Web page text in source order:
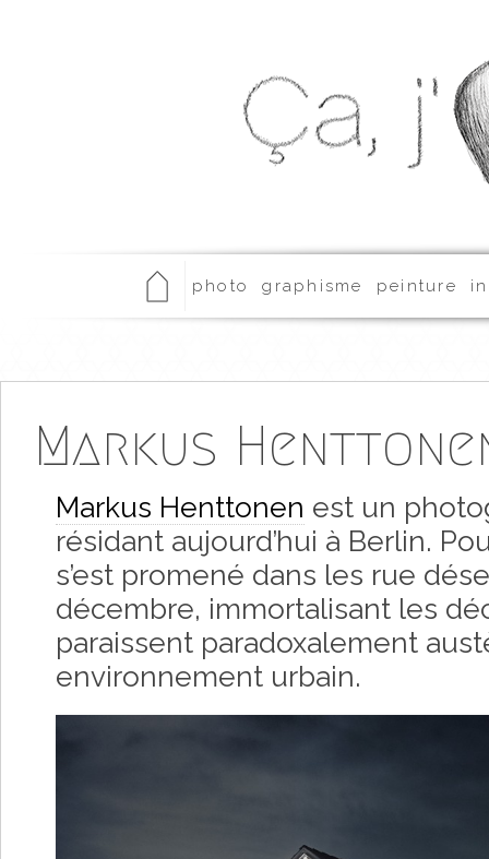
photo graphisme peinture
Markus
Markus Henttonen est un
résidant aujourd’hui à Berlin.
s’est promené dans les rue
décembre, immortalisant les
paraissent paradoxalement
environnement urbain.